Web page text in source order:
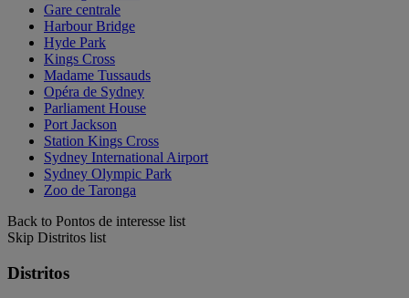
Gare centrale
Harbour Bridge
Hyde Park
Kings Cross
Madame Tussauds
Opéra de Sydney
Parliament House
Port Jackson
Station Kings Cross
Sydney International Airport
Sydney Olympic Park
Zoo de Taronga
Back to Pontos de interesse list
Skip Distritos list
Distritos